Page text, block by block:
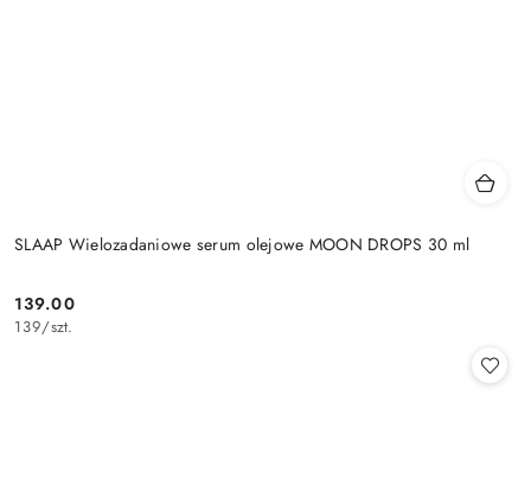
SLAAP Wielozadaniowe serum olejowe MOON DROPS 30 ml
Cena:
139.00
139/szt.